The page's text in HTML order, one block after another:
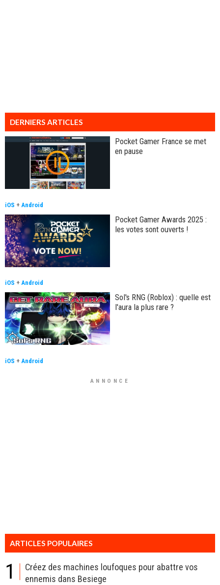
DERNIERS ARTICLES
Pocket Gamer France se met
en pause
iOS + Android
Pocket Gamer Awards 2025 :
les votes sont ouverts !
iOS + Android
Sol's RNG (Roblox) : quelle est
l'aura la plus rare ?
iOS + Android
ANNONCE
ARTICLES POPULAIRES
1
Créez des machines loufoques pour abattre vos
ennemis dans Besiege